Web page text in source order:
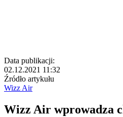
Data publikacji:
02.12.2021 11:32
Źródło artykułu
Wizz Air
Wizz Air wprowadza